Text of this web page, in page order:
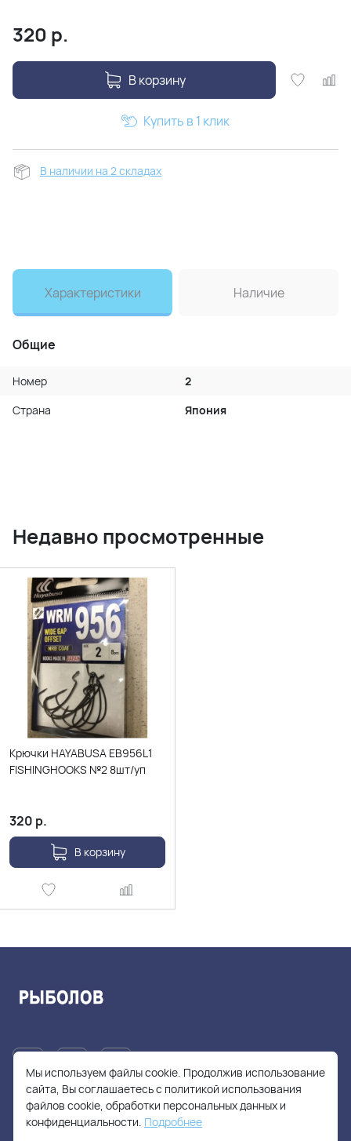
320 р.
В корзину
Купить в 1 клик
В наличии на 2 складах
Характеристики Наличие
Общие
Номер
2
Страна
Япония
Недавно просмотренные
Крючки HAYABUSA EB956L1
FISHINGHOOKS №2 8шт/уп
320 р.
В корзину
+7(905)705-55-49
Мы используем файлы cookie. Продолжив использование
сайта, Вы соглашаетесь с политикой использования
файлов cookie, обработки персональных данных и
конфиденциальности. Подробнее